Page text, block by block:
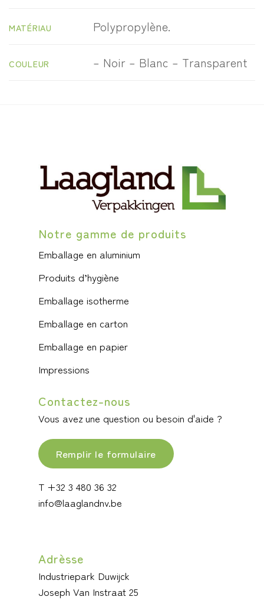
MATÉRIAU Polypropylène.
COULEUR – Noir – Blanc – Transparent
Notre gamme de produits
Emballage en aluminium
Produits d’hygiène
Emballage isotherme
Emballage en carton
Emballage en papier
Impressions
Contactez-nous
Vous avez une question ou besoin d'aide ?
Remplir le formulaire
T +32 3 480 36 32
info@laaglandnv.be
Adrèsse
Industriepark Duwijck
Joseph Van Instraat 25